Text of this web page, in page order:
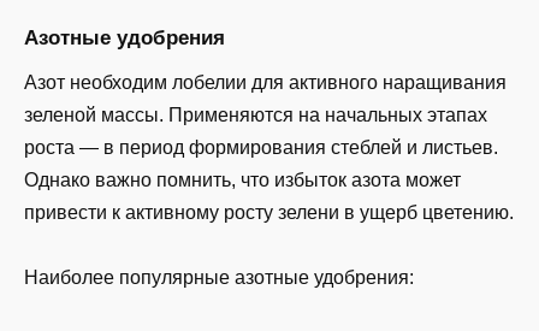
Азотные удобрения
Азот необходим лобелии для активного наращивания
зеленой массы. Применяются на начальных этапах
роста — в период формирования стеблей и листьев.
Однако важно помнить, что избыток азота может
привести к активному росту зелени в ущерб цветению.
Наиболее популярные азотные удобрения: